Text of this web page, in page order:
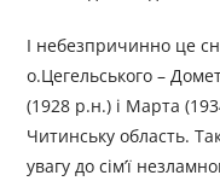
І небезпричинно це
о.Цегельського –
(1928 р.н.) і Марта
Читинську область.
увагу до сім’ї